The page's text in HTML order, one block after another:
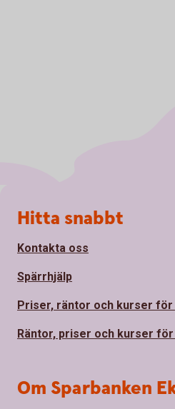
Sidfot
Hitta snabbt
Kontakta oss
Spärrhjälp
Priser, räntor och kurser
Räntor, priser och kurser
Om Sparbanken